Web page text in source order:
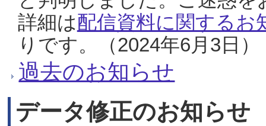
詳細は配信資料に関するお
りです。（2024年6月3日）
過去のお知らせ
データ修正のお知らせ